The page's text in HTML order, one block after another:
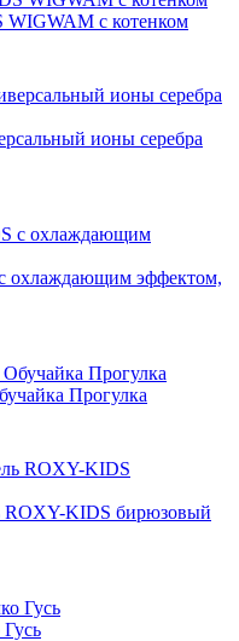
с котенком
ионы серебра
охлаждающим эффектом,
Прогулка
ROXY-KIDS бирюзовый